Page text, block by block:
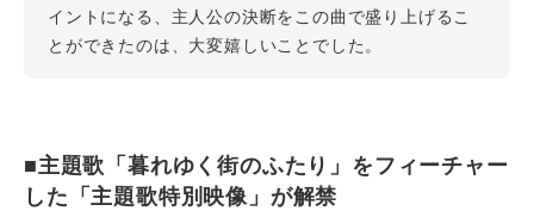
イントになる、主人公の決断をこの曲で盛り上げるこ
とができたのは、大変嬉しいことでした。
■主題歌「暮れゆく街のふたり」をフィーチャー
した「主題歌特別映像」が解禁